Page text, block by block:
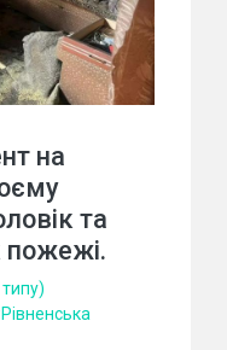
на
та
пожежі.
Рівненська